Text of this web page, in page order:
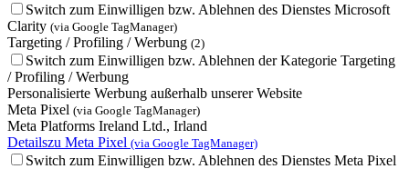
Switch zum Einwilligen bzw. Ablehnen des Dienstes Microsoft
Clarity (via Google TagManager)
Targeting / Profiling / Werbung (2)
Switch zum Einwilligen bzw. Ablehnen der Kategorie Targeting
/ Profiling / Werbung
Personalisierte Werbung außerhalb unserer Website
Meta Pixel (via Google TagManager)
Meta Platforms Ireland Ltd., Irland
Detailszu Meta Pixel (via Google TagManager)
Switch zum Einwilligen bzw. Ablehnen des Dienstes Meta Pixel